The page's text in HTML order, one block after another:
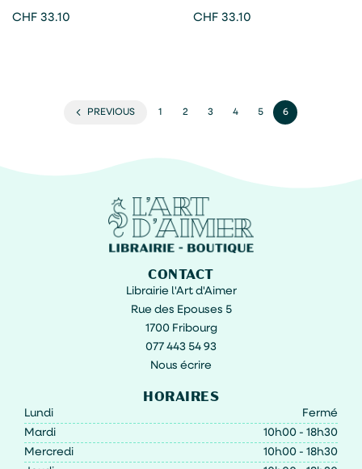
Agari
CHF 33.10
– Eva Björg Ægisdóttir
CHF 33.10
PREVIOUS 1 2 3 4 5 6
CONTACT
Librairie l'Art d'Aimer
Rue des Epouses 5
1700 Fribourg
077 443 54 93
Nous écrire
HORAIRES
Lundi
Fermé
Mardi
10h00 - 18h30
Mercredi
10h00 - 18h30